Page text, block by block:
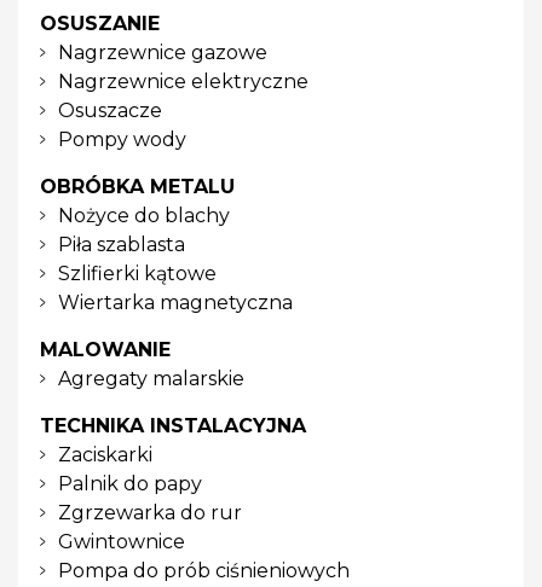
OSUSZANIE
Nagrzewnice gazowe
Nagrzewnice elektryczne
Osuszacze
Pompy wody
OBRÓBKA METALU
Nożyce do blachy
Piła szablasta
Szlifierki kątowe
Wiertarka magnetyczna
MALOWANIE
Agregaty malarskie
TECHNIKA INSTALACYJNA
Zaciskarki
Palnik do papy
Zgrzewarka do rur
Gwintownice
Pompa do prób ciśnieniowych